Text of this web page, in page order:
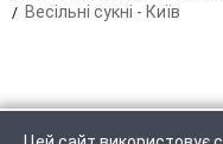
Весільні сукні - Київ